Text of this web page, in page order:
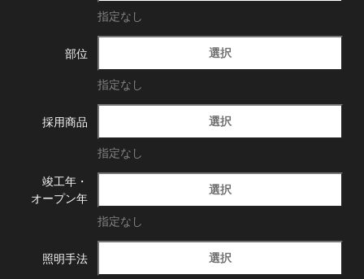
指定なし
部位 選択
指定なし
採用商品 選択
指定なし
竣工年・
オープン年
選択
指定なし
照明手法 選択